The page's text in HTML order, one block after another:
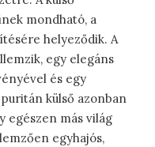
mondható, a
helyeződik. A
egy elegáns
és egy
külső azonban
egészen más világ
egyhajós,